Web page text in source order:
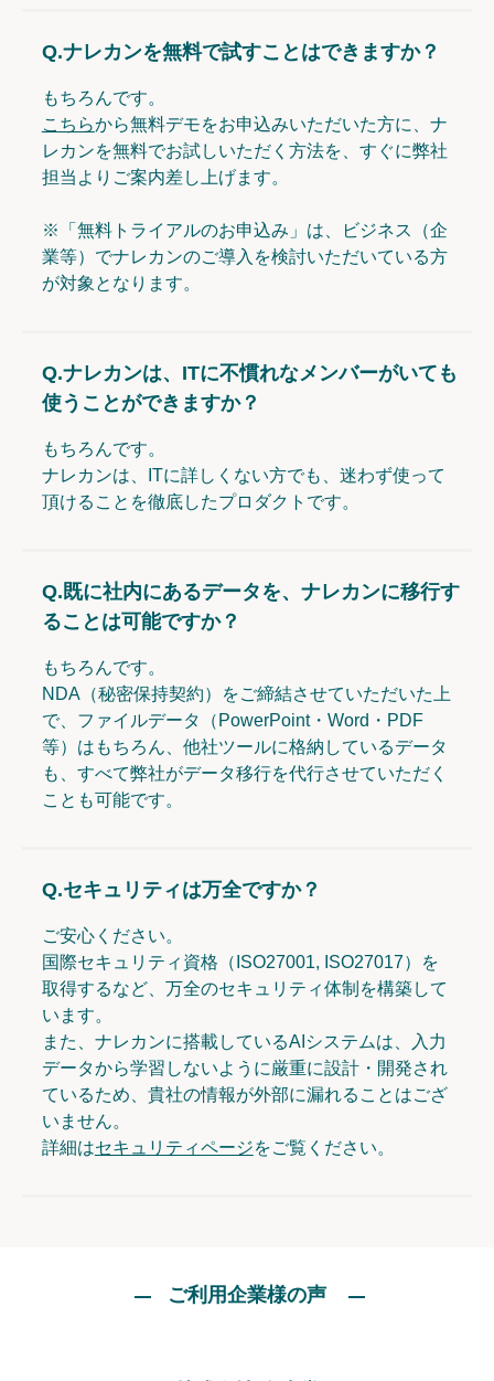
Q.ナレカンを無料で試すことはできますか？
もちろんです。
こちらから無料デモをお申込みいただいた方に、ナ
レカンを無料でお試しいただく方法を、すぐに弊社
担当よりご案内差し上げます。
※「無料トライアルのお申込み」は、ビジネス（企
業等）でナレカンのご導入を検討いただいている方
が対象となります。
Q.ナレカンは、ITに不慣れなメンバーがいても
使うことができますか？
もちろんです。
ナレカンは、ITに詳しくない方でも、迷わず使って
頂けることを徹底したプロダクトです。
Q.既に社内にあるデータを、ナレカンに移行す
ることは可能ですか？
もちろんです。
NDA（秘密保持契約）をご締結させていただいた上
で、ファイルデータ（PowerPoint・Word・PDF
等）はもちろん、他社ツールに格納しているデータ
も、すべて弊社がデータ移行を代行させていただく
ことも可能です。
Q.セキュリティは万全ですか？
ご安心ください。
国際セキュリティ資格（ISO27001, ISO27017）を
取得するなど、万全のセキュリティ体制を構築して
います。
また、ナレカンに搭載しているAIシステムは、入力
データから学習しないように厳重に設計・開発され
ているため、貴社の情報が外部に漏れることはござ
いません。
詳細はセキュリティページをご覧ください。
ご利用企業様の声